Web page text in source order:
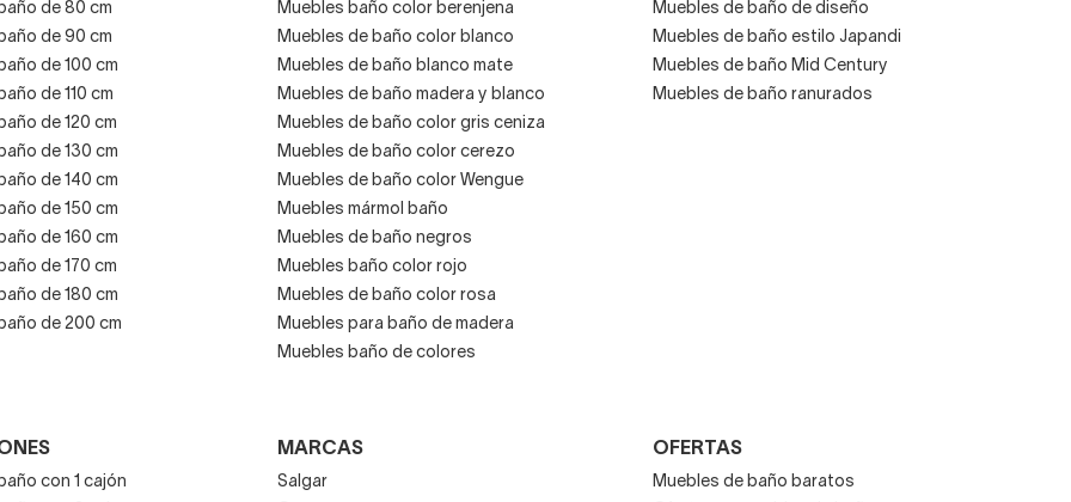
de 80 cm
de 90 cm
de 100 cm
de 110 cm
de 120 cm
de 130 cm
de 140 cm
de 150 cm
de 160 cm
de 170 cm
de 180 cm
de 200 cm
Muebles baño color berenjena
Muebles de baño color blanco
Muebles de baño blanco mate
Muebles de baño madera y blanco
Muebles de baño color gris ceniza
Muebles de baño color cerezo
Muebles de baño color Wengue
Muebles mármol baño
Muebles de baño negros
Muebles baño color rojo
Muebles de baño color rosa
Muebles para baño de madera
Muebles baño de colores
Muebles de baño de diseño
Muebles de baño estilo Japandi
Muebles de baño Mid Century
Muebles de baño ranurados
con 1 cajón
MARCAS
Salgar
OFERTAS
Muebles de baño baratos